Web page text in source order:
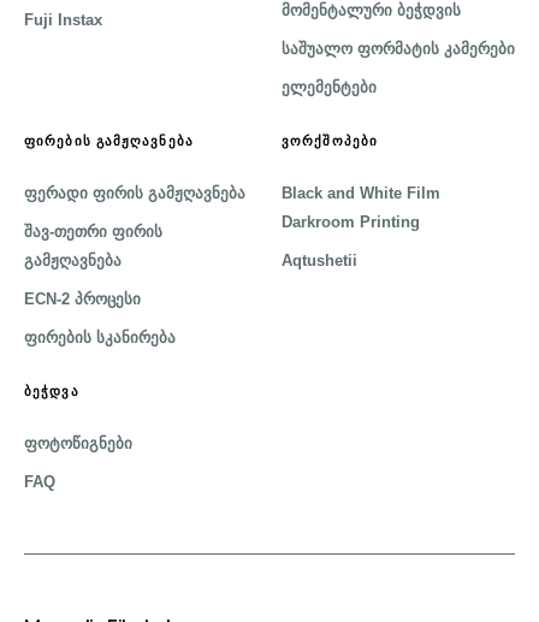
Fuji Instax
მომენტალური ბეჭდვის
საშუალო ფორმატის კამერები
ელემენტები
ᲤᲘᲠᲔᲑᲘᲡ ᲒᲐᲛᲟᲦᲐᲕᲜᲔᲑᲐ
ფერადი ფირის გამჟღავნება
შავ-თეთრი ფირის
გამჟღავნება
ECN-2 პროცესი
ფირების სკანირება
ᲕᲝᲠᲥᲨᲝᲞᲔᲑᲘ
Black and White Film
Darkroom Printing
Aqtushetii
ᲑᲔᲭᲓᲕᲐ
ფოტოწიგნები
FAQ